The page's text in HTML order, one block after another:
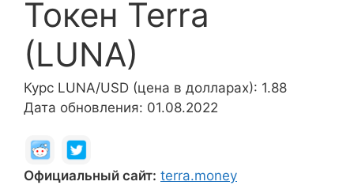
Токен Terra
(LUNA)
Курс LUNA/USD (цена в долларах): 1.88
Дата обновления: 01.08.2022
Официальный сайт: terra.money